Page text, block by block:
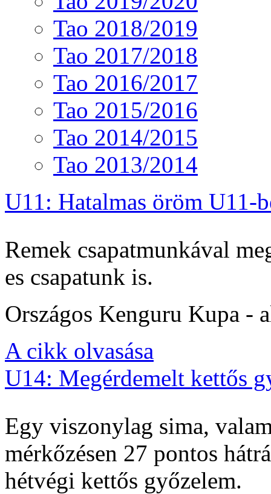
Tao 2018/2019
Tao 2017/2018
Tao 2016/2017
Tao 2015/2016
Tao 2014/2015
Tao 2013/2014
U11: Hatalmas öröm U11-
Remek csapatmunkával
es csapatunk is.
Országos Kenguru Kupa -
A cikk olvasása
U14: Megérdemelt kettős
Egy viszonylag sima,
mérkőzésen 27 pontos
hétvégi kettős győzelem.